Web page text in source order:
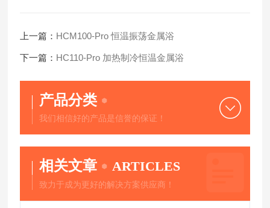
上一篇： HCM100-Pro 恒温振荡金属浴
下一篇： HC110-Pro 加热制冷恒温金属浴
产品分类
我们相信好的产品是信誉的保证！
相关文章 ARTICLES
致力于成为更好的解决方案供应商！